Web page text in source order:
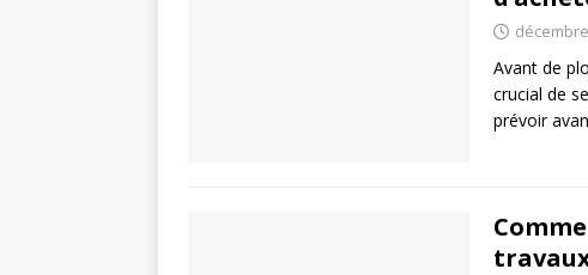
Avant de
crucial de
prévoir